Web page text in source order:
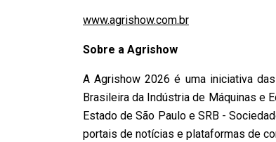
www.agrishow.com.br
Sobre a Agrishow
A Agrishow 2026 é uma iniciativa
Brasileira da Indústria de Máquinas e
Estado de São Paulo e SRB -
portais de notícias e plataformas de